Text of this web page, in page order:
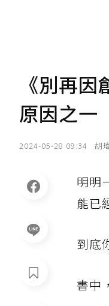
《別再
原因之一
2024-05-28 09:34 胡
明明
能已
到底
書中